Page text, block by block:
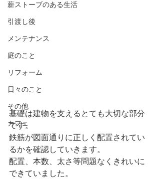
薪ストーブのある生活
引渡し後
メンテナンス
庭のこと
リフォーム
日々のこと
その他
カフェ
基礎は建物を支えるとても大切な部分
です。
鉄筋が図面通りに正しく配置されてい
るかを確認していきます。
配置、本数、太さ等問題なくきれいに
できていました。